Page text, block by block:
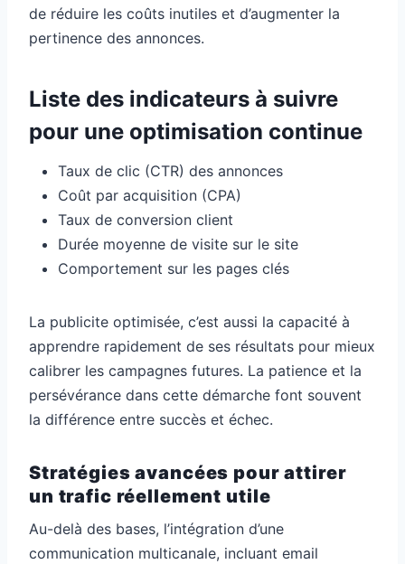
de réduire les coûts inutiles et d’augmenter la
pertinence des annonces.
Liste des indicateurs à suivre
pour une optimisation continue
Taux de clic (CTR) des annonces
Coût par acquisition (CPA)
Taux de conversion client
Durée moyenne de visite sur le site
Comportement sur les pages clés
La publicite optimisée, c’est aussi la capacité à
apprendre rapidement de ses résultats pour mieux
calibrer les campagnes futures. La patience et la
persévérance dans cette démarche font souvent
la différence entre succès et échec.
Stratégies avancées pour attirer
un trafic réellement utile
Au-delà des bases, l’intégration d’une
communication multicanale, incluant email